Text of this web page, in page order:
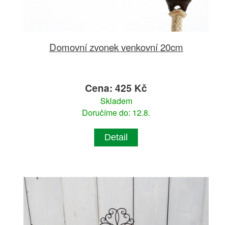
Domovní zvonek venkovní 20cm
Cena: 425 Kč
Skladem
Doručíme do: 12.8.
Detail